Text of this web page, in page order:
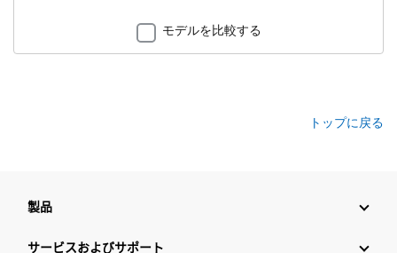
モデルを比較する
トップに戻る
製品
サービスおよびサポート